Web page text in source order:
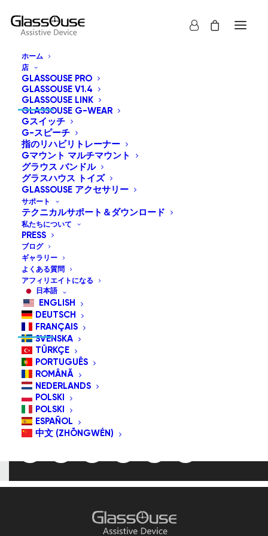
ホーム
店
GLASSOUSE PRO
GLASSOUSE V1.4
GLASSOUSE LINK
GLASSOUSE G-WEAR
Gスイッチ
G-スピーチ
指のリハビリトレーナー
Gマウント マルチマウント
グラウス バンドル
グラスハウス トイズ
GLASSOUSE アクセサリー
サポート
テクニカルサポート＆ダウンロード
私たちについて
PRESS
ブログ
ギャラリー
よくある質問
アフィリエイトになる
日本語
ENGLISH
DEUTSCH
FRANÇAIS
SVENSKA
TÜRKÇE
PORTUGUÊS
ROMÂNĂ
NEDERLANDS
POLSKI
POLSKI
ESPAÑOL
中文 (ZHŌNGWÉN)
連絡先
8605 Santa Monica Boulevard West Hollywood,
CA 90025 アメリカ合衆国.
info@glassouse.com |
(760) 284-7057 (製品に関するお問い合わせ)
注意
わせください。
フォロー/購読はこちら
メールアドレ
ス